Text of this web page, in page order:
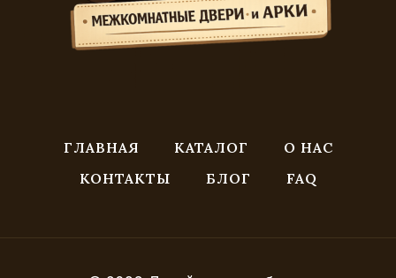
ГЛАВНАЯ КАТАЛОГ
О НАС
КОНТАКТЫ
БЛОГ FAQ